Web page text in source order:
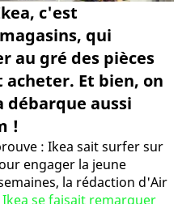
c'est
qui
au gré des pièces
Et bien, on
débarque aussi
!
: Ikea sait surfer sur
engager la jeune
la rédaction d'Air
Ikea se faisait remarquer